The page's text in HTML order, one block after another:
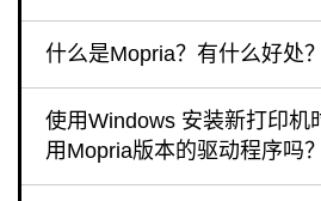
什么是Mopria？有什么好处？
使用Windows 安装新打印机
用Mopria版本的驱动程序吗？